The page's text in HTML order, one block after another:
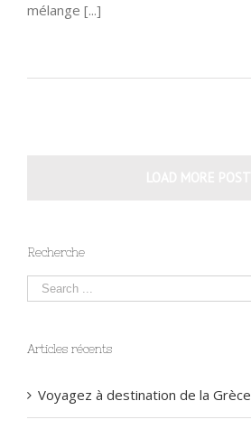
mélange [...]
Recherche
Articles récents
Voyagez à destination de la Grèce